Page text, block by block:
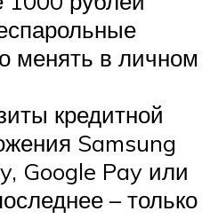
менять в личном
кредитной
Samsung
Google Pay или
– только